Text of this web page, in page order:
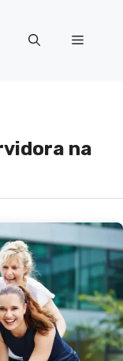
Menu
na